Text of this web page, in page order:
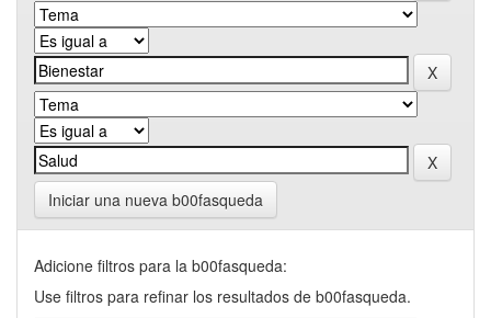
Iniciar una nueva b00fasqueda
Adicione filtros para la b00fasqueda:
Use filtros para refinar los resultados de b00fasqueda.